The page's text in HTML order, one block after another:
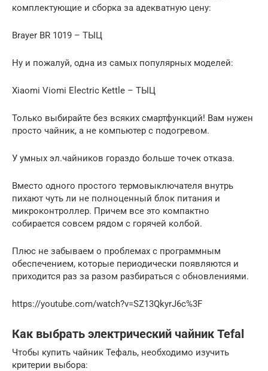
комплектующие и сборка за адекватную цену:
Brayer BR 1019 – ТЫЦ
Ну и пожалуй, одна из самых популярных моделей:
Xiaomi Viomi Electric Kettle – ТЫЦ
Только выбирайте без всяких смартфункций! Вам нужен
просто чайник, а не компьютер с подогревом.
У умных эл.чайников гораздо больше точек отказа.
Вместо одного простого термовыключателя внутрь
пихают чуть ли не полноценный блок питания и
микроконтроллер. Причем все это компактно
собирается совсем рядом с горячей колбой.
Плюс не забываем о проблемах с программным
обеспечением, которые периодически появляются и
приходится раз за разом разбираться с обновлениями.
https://youtube.com/watch?v=SZ13QkyrJ6c%3F
Как выбрать электрический чайник Tefal
Чтобы купить чайник Тефаль, необходимо изучить
критерии выбора: